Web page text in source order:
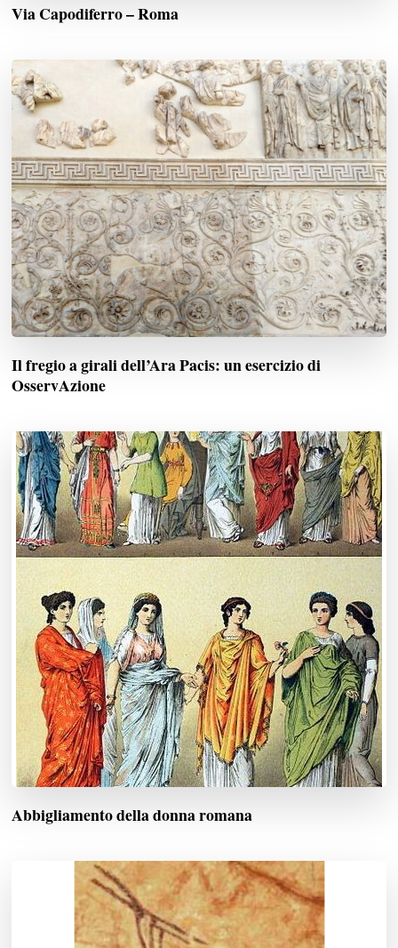
Via Capodiferro – Roma
Il fregio a girali dell’Ara Pacis: un esercizio di
OsservAzione
Abbigliamento della donna romana